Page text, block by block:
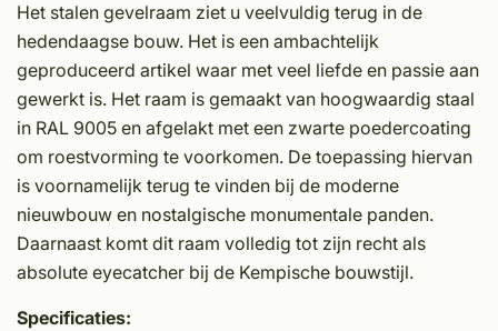
Het stalen gevelraam ziet u veelvuldig terug in de
hedendaagse bouw. Het is een ambachtelijk
geproduceerd artikel waar met veel liefde en passie aan
gewerkt is. Het raam is gemaakt van hoogwaardig staal
in RAL 9005 en afgelakt met een zwarte poedercoating
om roestvorming te voorkomen. De toepassing hiervan
is voornamelijk terug te vinden bij de moderne
nieuwbouw en nostalgische monumentale panden.
Daarnaast komt dit raam volledig tot zijn recht als
absolute eyecatcher bij de Kempische bouwstijl.
Specificaties: